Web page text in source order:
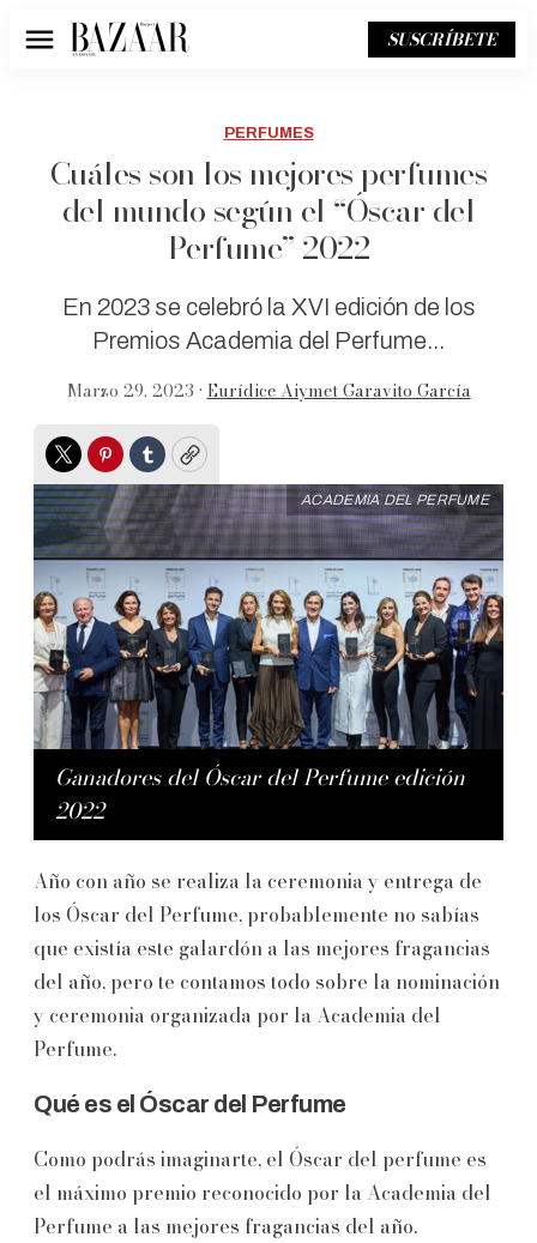
Menú SUSCRÍBETE
PERFUMES
Cuáles son los mejores perfumes
del mundo según el “Óscar del
Perfume” 2022
En 2023 se celebró la XVI edición de los
Premios Academia del Perfume...
Marzo 29, 2023 • Eurídice Aiymet Garavito García
TwitterPinterest
TumblrCopy
Ganadores del Óscar del Perfume edición
2022
ACADEMIA DEL PERFUME
Año con año se realiza la ceremonia y entrega de
los Óscar del Perfume, probablemente no sabías
que existía este galardón a las mejores fragancias
del año, pero te contamos todo sobre la nominación
y ceremonia organizada por la Academia del
Perfume.
Qué es el Óscar del Perfume
Como podrás imaginarte, el Óscar del perfume es
el máximo premio reconocido por la Academia del
Perfume a las mejores fragancias del año.